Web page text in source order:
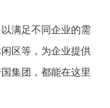
满足不同企业的需
区等，为企业提供
集团，都能在这里